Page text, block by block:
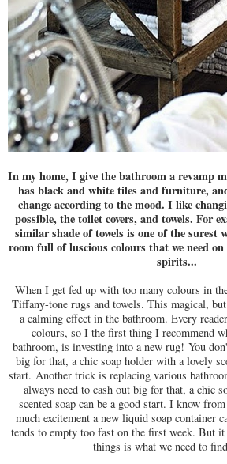
In my home, I give the bathroom a revamp
has black and white tiles and furniture,
change according to the mood. I like
possible, the toilet covers, and towels. For
similar shade of towels is one of the surest
room full of luscious colours that we need
spirits...
When I get fed up with too many colours in
Tiffany-tone rugs and towels. This magical,
a calming effect in the bathroom. Every
colours, so I the first thing I recommend
bathroom, is investing into a new rug! You
big for that, a chic soap holder with a lovely
start. Another trick is replacing various
always need to cash out big for that, a chic
scented soap can be a good start. I know
much excitement a new liquid soap container
tends to empty too fast on the first week. But
things is what we need to